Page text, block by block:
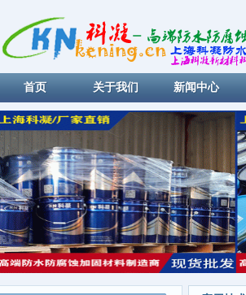
首页 关于我们 新闻中心